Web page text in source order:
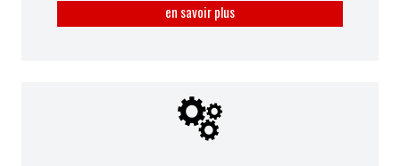
en savoir plus